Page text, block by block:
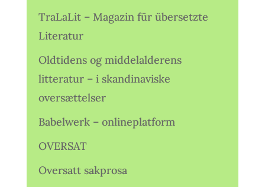
TraLaLit – Magazin für übersetzte
Literatur
Oldtidens og middelalderens
litteratur – i skandinaviske
oversættelser
Babelwerk – onlineplatform
OVERSAT
Oversatt sakprosa